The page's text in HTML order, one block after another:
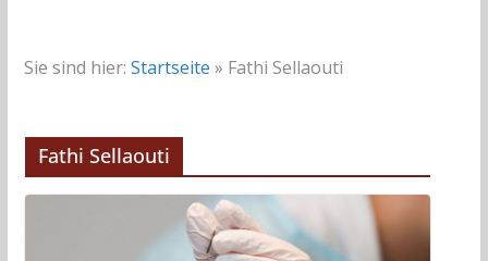
Sie sind hier: Startseite » Fathi Sellaouti
Fathi Sellaouti